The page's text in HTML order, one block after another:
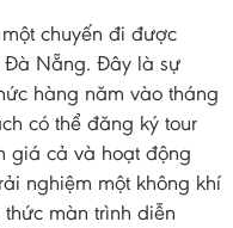
chuyến đi được
Đà Nẵng. Đây là sự
hàng năm vào tháng
có thể đăng ký tour
giá cả và hoạt động
nghiệm một không khí
màn trình diễn